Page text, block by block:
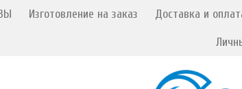
Изготовление на заказ Доставка и